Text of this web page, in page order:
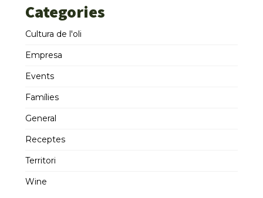
Categories
Cultura de l'oli
Empresa
Events
Famílies
General
Receptes
Territori
Wine